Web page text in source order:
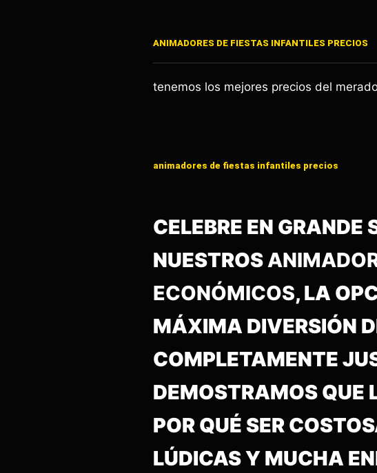
ANIMADORES DE FIESTAS INFANTILES PRECIOS
tenemos los mejores precios del
animadores de fiestas infantiles precios
CELEBRE EN GRANDE
NUESTROS
ECONÓMICOS, LA
MÁXIMA DIVERSIÓN
COMPLETAMENTE
DEMOSTRAMOS QUE
POR QUÉ SER
LÚDICAS Y MUCHA